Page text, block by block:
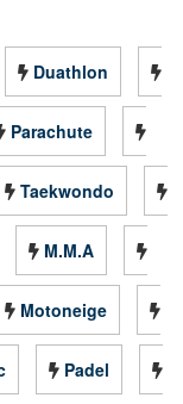
Duathlon
Parachute
Taekwondo
M.M.A
Motoneige
Padel